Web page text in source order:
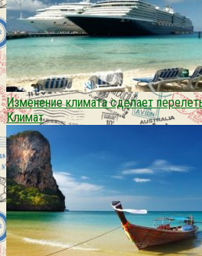
Изменение климата сделает
Климат